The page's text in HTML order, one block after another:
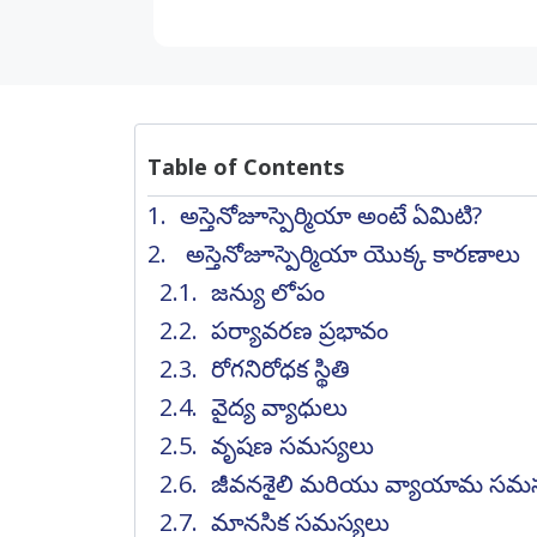
Table of Contents
అస్తెనోజూస్పెర్మియా అంటే ఏమిటి?
అస్తెనోజూస్పెర్మియా యొక్క కారణాలు
జన్యు లోపం
పర్యావరణ ప్రభావం
రోగనిరోధక స్థితి
వైద్య వ్యాధులు
వృషణ సమస్యలు
జీవనశైలి మరియు వ్యాయామ
మానసిక సమస్యలు